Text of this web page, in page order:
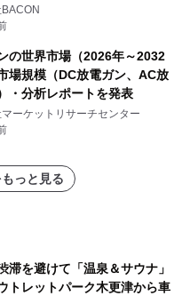
の世界市場（2026年～2032
場規模（DC放電ガン、AC放
・分析レポートを発表
ーケットリサーチセンター
っと見る
滞を避けて「温泉＆サウナ」
トレットパーク木更津から車